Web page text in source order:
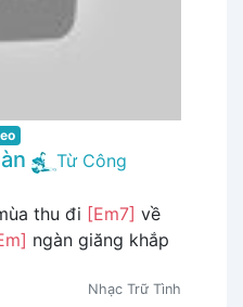
Từ Công
thu đi [Em7] về
ngàn giăng khắp
Nhạc Trữ Tình